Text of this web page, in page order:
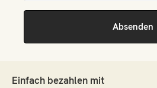
Einfach bezahlen mit